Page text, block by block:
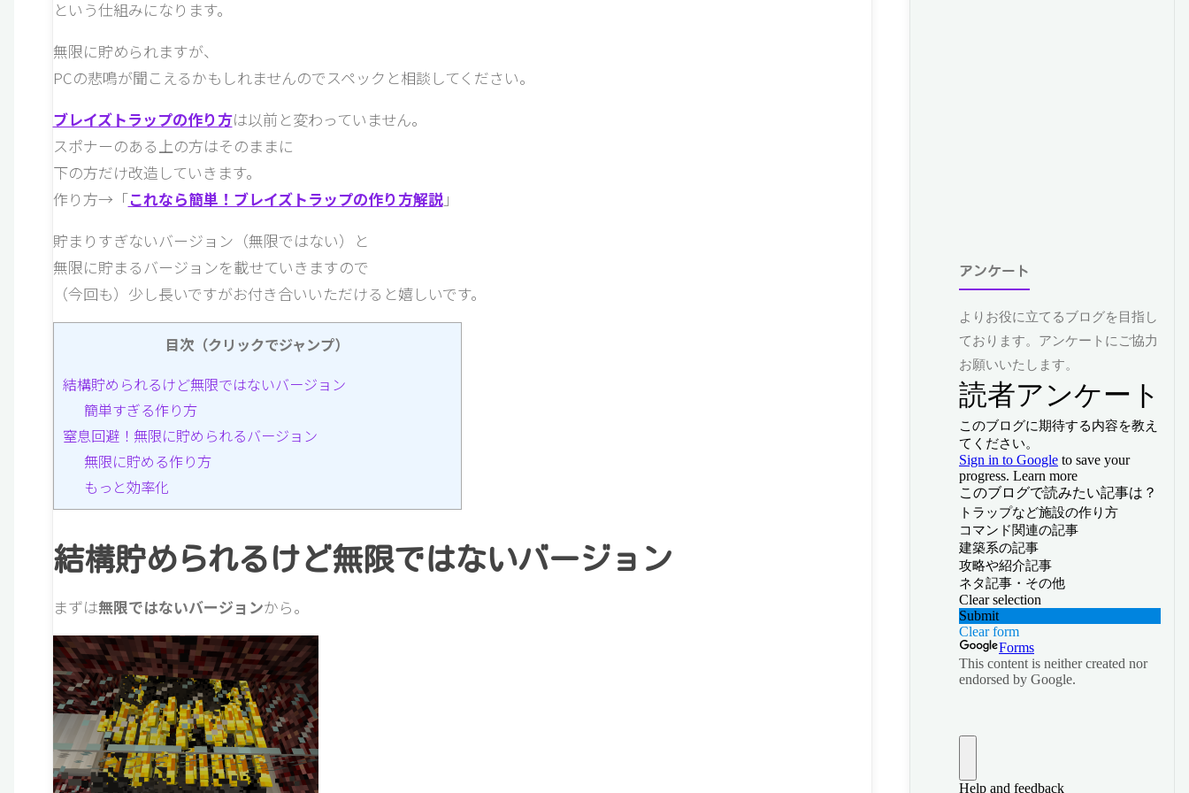
という仕組みになります。
無限に貯められますが、
PCの悲鳴が聞こえるかもしれませんのでスペックと相談してください。
ブレイズトラップの作り方は以前と変わっていません。
スポナーのある上の方はそのままに
下の方だけ改造していきます。
作り方→「これなら簡単！ブレイズトラップの作り方解説」
貯まりすぎないバージョン（無限ではない）と
無限に貯まるバージョンを載せていきますので
（今回も）少し長いですがお付き合いいただけると嬉しいです。
目次（クリックでジャンプ）
結構貯められるけど無限ではないバージョン
簡単すぎる作り方
窒息回避！無限に貯められるバージョン
無限に貯める作り方
もっと効率化
結構貯められるけど無限ではないバージョン
まずは無限ではないバージョンから。
アンケート
よりお役に立てるブログを目指し
ております。アンケートにご協力
お願いいたします。